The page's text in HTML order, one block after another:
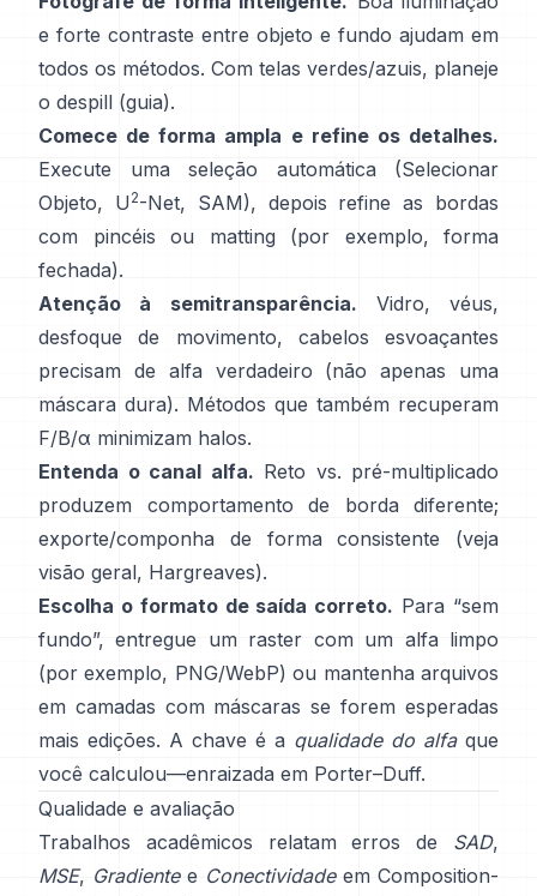
e forte contraste entre objeto e fundo ajudam em
todos os métodos. Com telas verdes/azuis, planeje
o despill (guia).
Comece de forma ampla e refine os detalhes.
Execute uma seleção automática (Selecionar
Objeto, U 2-Net, SAM), depois refine as bordas
com pincéis ou matting (por exemplo,
forma
fechada).
Atenção à semitransparência. Vidro, véus,
desfoque de movimento, cabelos esvoaçantes
precisam de alfa verdadeiro (não apenas uma
máscara dura). Métodos que também recuperam
F/B/α minimizam halos.
Entenda o canal alfa. Reto vs. pré-multiplicado
produzem comportamento de borda diferente;
exporte/componha de forma consistente (veja
visão geral, Hargreaves).
Escolha o formato de saída correto. Para “sem
fundo”, entregue um raster com um alfa limpo
(por exemplo, PNG/WebP) ou mantenha arquivos
em camadas com máscaras se forem esperadas
mais edições. A chave é a qualidade do alfaque
você calculou—enraizada em Porter–Duff.
Qualidade e avaliação
Trabalhos acadêmicos relatam erros de SAD,
MSE, Gradientee Conectividadeem Composition-